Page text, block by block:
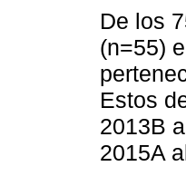
De los
(n=55)
Estos
2013B
2015A